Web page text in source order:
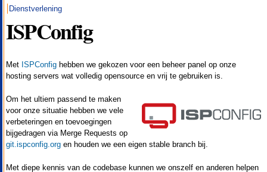
Dienstverlening
ISPConfig
Met ISPConfig hebben we gekozen voor een beheer panel op onze
hosting servers wat volledig opensource en vrij te gebruiken is.
Om het ultiem passend te maken
voor onze situatie hebben we vele
verbeteringen en toevoegingen
bijgedragen via Merge Requests op
git.ispconfig.org en houden we een eigen stable branch bij.
Met diepe kennis van de codebase kunnen we onszelf en anderen helpen